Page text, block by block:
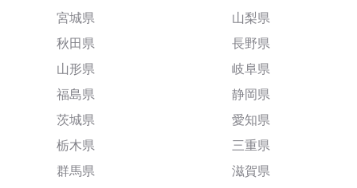
宮城県
秋田県
山形県
福島県
茨城県
栃木県
群馬県
山梨県
長野県
岐阜県
静岡県
愛知県
三重県
滋賀県